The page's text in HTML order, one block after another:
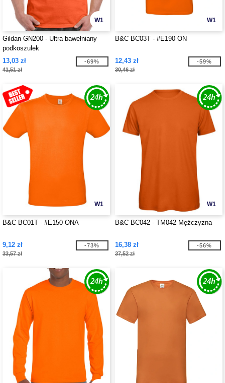
W1
Gildan GN200 - Ultra bawełniany
podkoszulek
13,03 zł
41,51 zł
-69%
W1
B&C BC03T - #E190 ON
12,43 zł
30,46 zł
-59%
W1
B&C BC01T - #E150 ONA
9,12 zł
33,57 zł
-73%
W1
B&C BC042 - TM042 Mężczyzna
16,38 zł
37,52 zł
-56%